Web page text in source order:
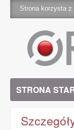
Strona korzysta z
STRONA